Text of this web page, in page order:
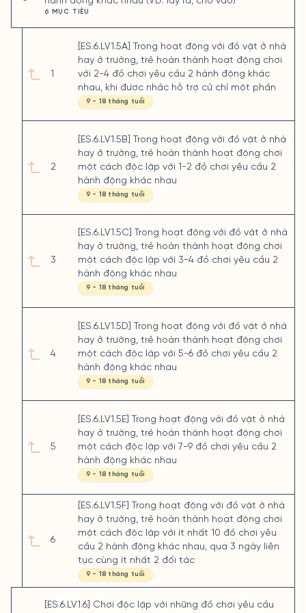
6 MỤC TIÊU
1
2
3
4
5
6
[ES.6.LV1.5A] Trong hoạt động với đồ vật ở nhà
hay ở trường, trẻ hoàn thành hoạt động chơi
với 2-4 đồ chơi yêu cầu 2 hành động khác
nhau, khi được nhắc hỗ trợ cử chỉ một phần
9 - 18 tháng tuổi
[ES.6.LV1.5B] Trong hoạt động với đồ vật ở nhà
hay ở trường, trẻ hoàn thành hoạt động chơi
một cách độc lập với 1-2 đồ chơi yêu cầu 2
hành động khác nhau
9 - 18 tháng tuổi
[ES.6.LV1.5C] Trong hoạt động với đồ vật ở nhà
hay ở trường, trẻ hoàn thành hoạt động chơi
một cách độc lập với 3-4 đồ chơi yêu cầu 2
hành động khác nhau
9 - 18 tháng tuổi
[ES.6.LV1.5D] Trong hoạt động với đồ vật ở nhà
hay ở trường, trẻ hoàn thành hoạt động chơi
một cách độc lập với 5-6 đồ chơi yêu cầu 2
hành động khác nhau
9 - 18 tháng tuổi
[ES.6.LV1.5E] Trong hoạt động với đồ vật ở nhà
hay ở trường, trẻ hoàn thành hoạt động chơi
một cách độc lập với 7-9 đồ chơi yêu cầu 2
hành động khác nhau
9 - 18 tháng tuổi
[ES.6.LV1.5F] Trong hoạt động với đồ vật ở nhà
hay ở trường, trẻ hoàn thành hoạt động chơi
một cách độc lập với ít nhất 10 đồ chơi yêu
cầu 2 hành động khác nhau, qua 3 ngày liên
tục cùng ít nhất 2 đối tác
9 - 18 tháng tuổi
[ES.6.LV1.6] Chơi độc lập với những đồ chơi yêu cầu